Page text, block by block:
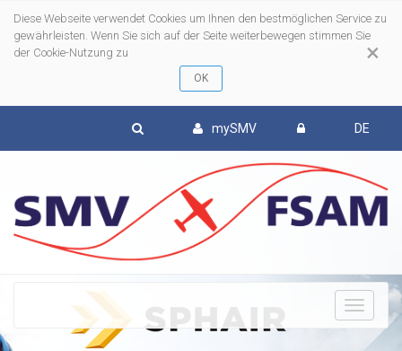
×
Diese Webseite verwendet Cookies um Ihnen den bestmöglichen Service zu
gewährleisten. Wenn Sie sich auf der Seite weiterbewegen stimmen Sie
der Cookie-Nutzung zu
mySMV DE